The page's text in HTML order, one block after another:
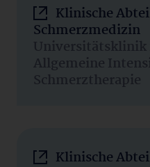
Klinische
Schmerzmedizin
Universitätsklinik
Allgemeine
Schmerztherapie
Klinische